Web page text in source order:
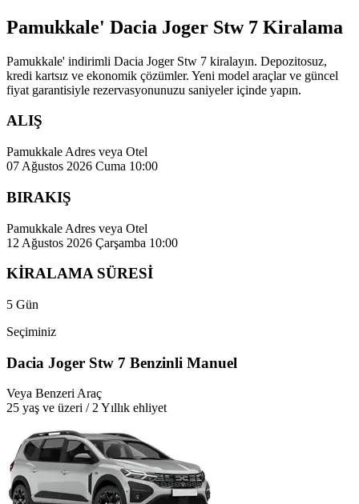
Pamukkale' Dacia Joger Stw 7 Kiralama
Pamukkale' indirimli Dacia Joger Stw 7 kiralayın. Depozitosuz,
kredi kartsız ve ekonomik çözümler. Yeni model araçlar ve güncel
fiyat garantisiyle rezervasyonunuzu saniyeler içinde yapın.
ALIŞ
Pamukkale Adres veya Otel
07 Ağustos 2026 Cuma 10:00
BIRAKIŞ
Pamukkale Adres veya Otel
12 Ağustos 2026 Çarşamba 10:00
KİRALAMA SÜRESİ
5 Gün
Seçiminiz
Dacia Joger Stw 7 Benzinli Manuel
Veya Benzeri Araç
25 yaş ve üzeri / 2 Yıllık ehliyet